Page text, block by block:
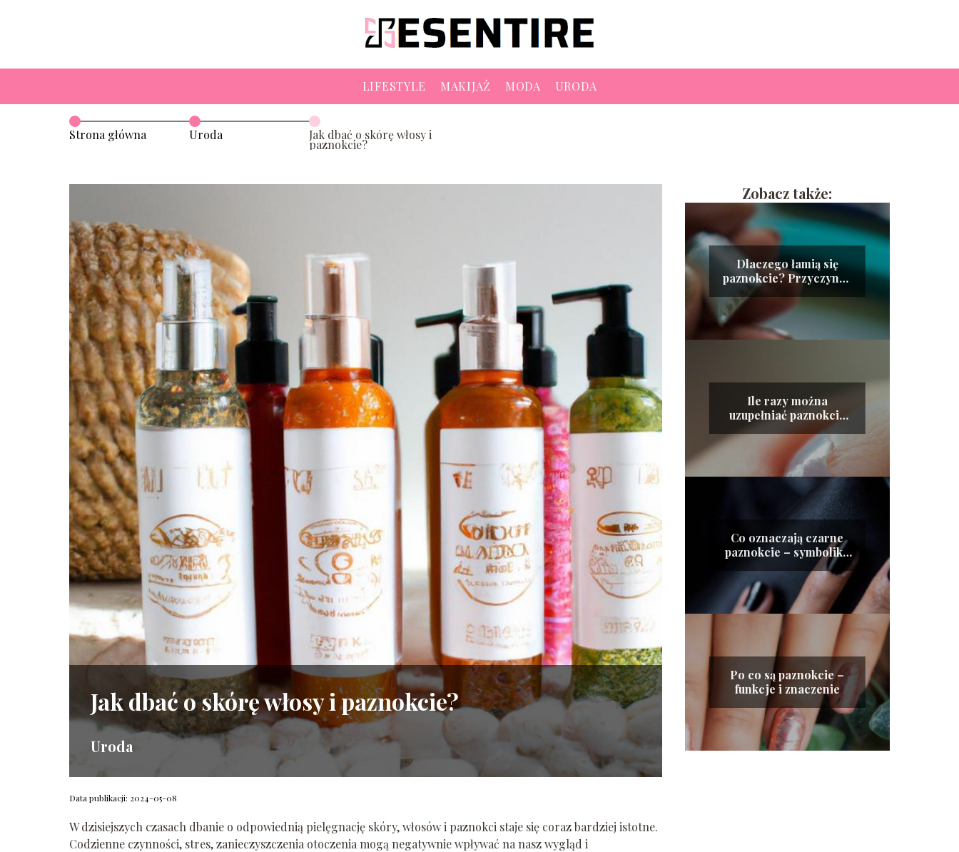
LIFESTYLE MAKIJAŻ MODA URODA
Strona główna Uroda Jak dbać o skórę włosy i
paznokcie?
Jak dbać o skórę włosy i paznokcie?
Uroda
Data publikacji: 2024-05-08
W dzisiejszych czasach dbanie o odpowiednią pielęgnację skóry, włosów i paznokci staje się coraz bardziej istotne.
Codzienne czynności, stres, zanieczyszczenia otoczenia mogą negatywnie wpływać na nasz wygląd i
Zobacz także:
Dlaczego łamią się
paznokcie? Przyczyny i
zapobieganie
Ile razy można
uzupełniać paznokcie
Co oznaczają czarne
paznokcie – symbolika
Po co są paznokcie –
funkcje i znaczenie